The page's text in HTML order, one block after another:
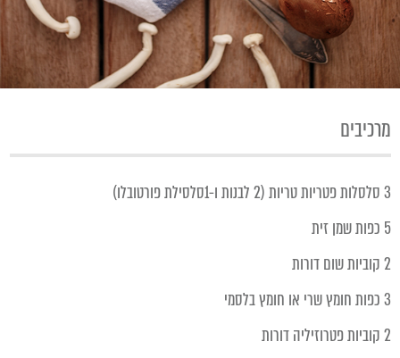
מרכיבים
3 סלסלות פטריות טריות (2 לבנות ו-1סלסילת פורטובלו)
5 כפות שמן זית
2 קוביות שום דורות
3 כפות חומץ שרי או חומץ בלסמי
2 קוביות פטרוזיליה דורות